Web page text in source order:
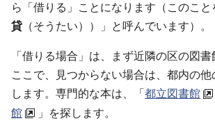
ら「借りる」ことになります（このこと
貸 （そうたい））」と呼んでいます）。
「借りる場合」は、まず近隣の区の図書
ここで、見つからない場合は、都内の
します。専門的な本は、「 都立図書館
館
」を探します。